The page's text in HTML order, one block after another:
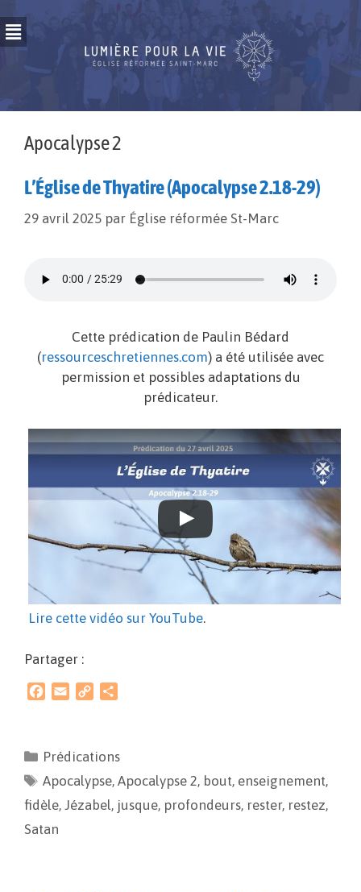
Apocalypse 2
L’Église de Thyatire (Apocalypse 2.18-29)
29 avril 2025 par Église réformée St-Marc
Cette prédication de Paulin Bédard
(ressourceschretiennes.com) a été utilisée avec
permission et possibles adaptations du
prédicateur.
Lire cette vidéo sur YouTube.
Partager :
b
o
o
l
L
i
n
a
g
e
r
Prédications
Apocalypse,Apocalypse 2, bout, enseignement,
fidèle, Jézabel, jusque, profondeurs, rester, restez,
Satan